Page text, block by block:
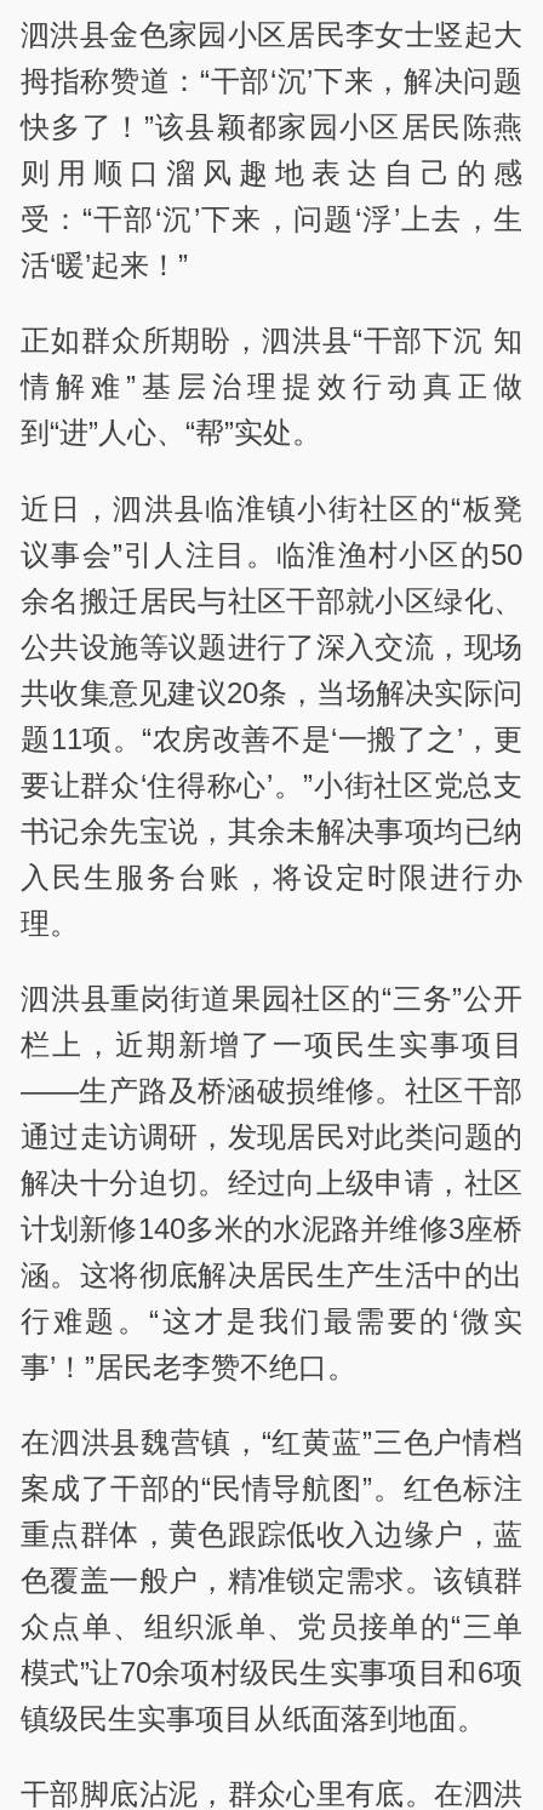
泗洪县金色家园小区居民李女士竖起大
拇指称赞道：“干部‘沉’下来，解决问题
快多了！”该县颖都家园小区居民陈燕
则用顺口溜风趣地表达自己的感
受：“干部‘沉’下来，问题‘浮’上去，生
活‘暖’起来！”
正如群众所期盼，泗洪县“干部下沉 知
情解难”基层治理提效行动真正做
到“进”人心、“帮”实处。
近日，泗洪县临淮镇小街社区的“板凳
议事会”引人注目。临淮渔村小区的50
余名搬迁居民与社区干部就小区绿化、
公共设施等议题进行了深入交流，现场
共收集意见建议20条，当场解决实际问
题11项。“农房改善不是‘一搬了之’，更
要让群众‘住得称心’。”小街社区党总支
书记余先宝说，其余未解决事项均已纳
入民生服务台账，将设定时限进行办
理。
泗洪县重岗街道果园社区的“三务”公开
栏上，近期新增了一项民生实事项目
——生产路及桥涵破损维修。社区干部
通过走访调研，发现居民对此类问题的
解决十分迫切。经过向上级申请，社区
计划新修140多米的水泥路并维修3座桥
涵。这将彻底解决居民生产生活中的出
行难题。“这才是我们最需要的‘微实
事’！”居民老李赞不绝口。
在泗洪县魏营镇，“红黄蓝”三色户情档
案成了干部的“民情导航图”。红色标注
重点群体，黄色跟踪低收入边缘户，蓝
色覆盖一般户，精准锁定需求。该镇群
众点单、组织派单、党员接单的“三单
模式”让70余项村级民生实事项目和6项
镇级民生实事项目从纸面落到地面。
干部脚底沾泥，群众心里有底。在泗洪